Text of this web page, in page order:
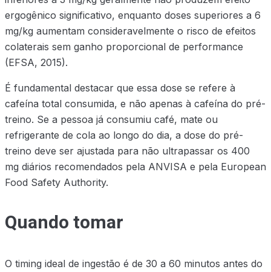
ergogênico significativo, enquanto doses superiores a 6
mg/kg aumentam consideravelmente o risco de efeitos
colaterais sem ganho proporcional de performance
(EFSA, 2015).
É fundamental destacar que essa dose se refere à
cafeína total consumida, e não apenas à cafeína do pré-
treino. Se a pessoa já consumiu café, mate ou
refrigerante de cola ao longo do dia, a dose do pré-
treino deve ser ajustada para não ultrapassar os 400
mg diários recomendados pela ANVISA e pela European
Food Safety Authority.
Quando tomar
O timing ideal de ingestão é de 30 a 60 minutos antes do